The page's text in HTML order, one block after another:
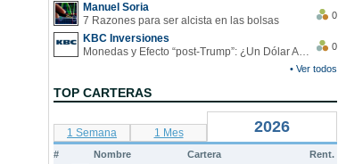
Manuel Soria
7 Razones para ser alcista en las bolsas
0
KBC Inversiones
Monedas y Efecto “post-Trump”: ¿Un Dólar Americano operando en rangos?
0
• Ver todos
TOP CARTERAS
1 Semana 1 Mes 2026
# Nombre Cartera Rent.